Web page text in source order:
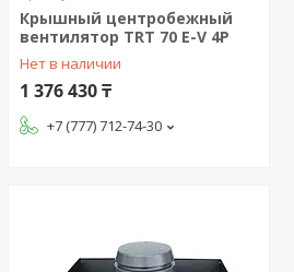
Крышный центробежный
вентилятор TRT 70 E-V 4P
Нет в наличии
1 376 430 ₸
+7 (777) 712-74-30